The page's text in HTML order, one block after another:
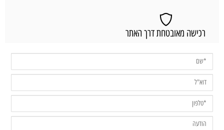
רכישה מאובטחת דרך האתר